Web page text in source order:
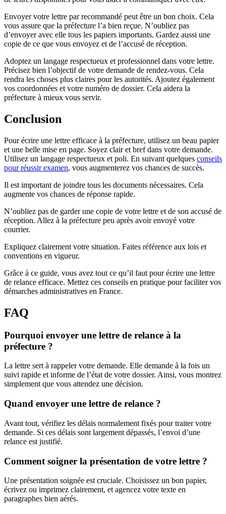
Envoyer votre lettre par recommandé peut être un bon choix. Cela
vous assure que la préfecture l’a bien reçue. N’oubliez pas
d’envoyer avec elle tous les papiers importants. Gardez aussi une
copie de ce que vous envoyez et de l’accusé de réception.
Adoptez un langage respectueux et professionnel dans votre lettre.
Précisez bien l’objectif de votre demande de rendez-vous. Cela
rendra les choses plus claires pour les autorités. Ajoutez également
vos coordonnées et votre numéro de dossier. Cela aidera la
préfecture à mieux vous servir.
Conclusion
Pour écrire une lettre efficace à la préfecture, utilisez un beau papier
et une belle mise en page. Soyez clair et bref dans votre demande.
Utilisez un langage respectueux et poli. En suivant quelques conseils
pour réussir examen, vous augmenterez vos chances de succès.
Il est important de joindre tous les documents nécessaires. Cela
augmente vos chances de réponse rapide.
N’oubliez pas de garder une copie de votre lettre et de son accusé de
réception. Allez à la préfecture peu après avoir envoyé votre
courrier.
Expliquez clairement votre situation. Faites référence aux lois et
conventions en vigueur.
Grâce à ce guide, vous avez tout ce qu’il faut pour écrire une lettre
de relance efficace. Mettez ces conseils en pratique pour faciliter vos
démarches administratives en France.
FAQ
Pourquoi envoyer une lettre de relance à la
préfecture ?
La lettre sert à rappeler votre demande. Elle demande à la fois un
suivi rapide et informe de l’état de votre dossier. Ainsi, vous montrez
simplement que vous attendez une décision.
Quand envoyer une lettre de relance ?
Avant tout, vérifiez les délais normalement fixés pour traiter votre
demande. Si ces délais sont largement dépassés, l’envoi d’une
relance est justifié.
Comment soigner la présentation de votre lettre ?
Une présentation soignée est cruciale. Choisissez un bon papier,
écrivez ou imprimez clairement, et agencez votre texte en
paragraphes bien aérés.